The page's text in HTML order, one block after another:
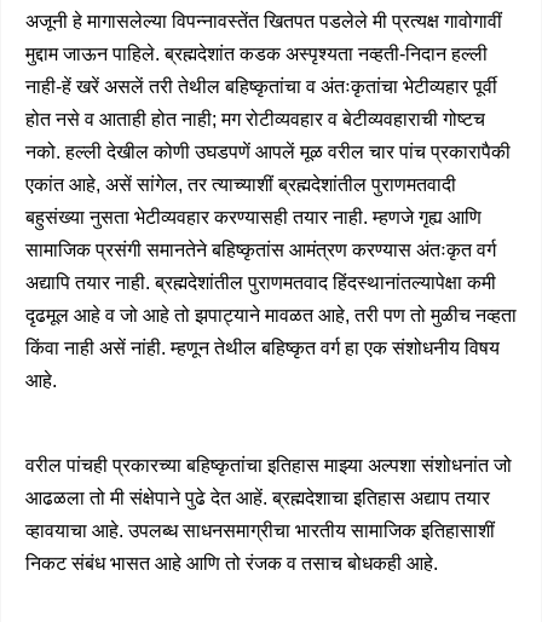
अजूनी हे मागासलेल्या विपन्नावस्तेंत खितपत पडलेले मी प्रत्यक्ष गावोगावीं
मुद्दाम जाऊन पाहिले. ब्रह्मदेशांत कडक अस्पृश्यता नव्हती-निदान हल्ली
नाही-हें खरें असलें तरी तेथील बहिष्कृतांचा व अंतःकृतांचा भेटीव्यहार पूर्वी
होत नसे व आताही होत नाही; मग रोटीव्यवहार व बेटीव्यवहाराची गोष्टच
नको. हल्ली देखील कोणी उघडपणें आपलें मूळ वरील चार पांच प्रकारापैकी
एकांत आहे, असें सांगेल, तर त्याच्याशीं ब्रह्मदेशांतील पुराणमतवादी
बहुसंख्या नुसता भेटीव्यवहार करण्यासही तयार नाही. म्हणजे गृह्य आणि
सामाजिक प्रसंगी समानतेने बहिष्कृतांस आमंत्रण करण्यास अंतःकृत वर्ग
अद्यापि तयार नाही. ब्रह्मदेशांतील पुराणमतवाद हिंदस्थानांतल्यापेक्षा कमी
दृढमूल आहे व जो आहे तो झपाट्याने मावळत आहे, तरी पण तो मुळीच नव्हता
किंवा नाही असें नांही. म्हणून तेथील बहिष्कृत वर्ग हा एक संशोधनीय विषय
आहे.
वरील पांचही प्रकारच्या बहिष्कृतांचा इतिहास माझ्या अल्पशा संशोधनांत जो
आढळला तो मी संक्षेपाने पुढे देत आहें. ब्रह्मदेशाचा इतिहास अद्याप तयार
व्हावयाचा आहे. उपलब्ध साधनसमाग्रीचा भारतीय सामाजिक इतिहासाशीं
निकट संबंध भासत आहे आणि तो रंजक व तसाच बोधकही आहे.